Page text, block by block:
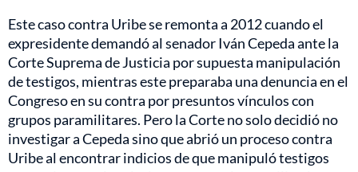
Este caso contra Uribe se remonta a 2012 cuando el
expresidente demandó al senador Iván Cepeda ante la
Corte Suprema de Justicia por supuesta manipulación
de testigos, mientras este preparaba una denuncia en el
Congreso en su contra por presuntos vínculos con
grupos paramilitares. Pero la Corte no solo decidió no
investigar a Cepeda sino que abrió un proceso contra
Uribe al encontrar indicios de que manipuló testigos